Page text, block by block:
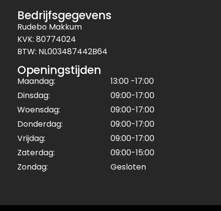
Bedrijfsgegevens
Rudebo Makkum
KVK: 80774024
BTW: NL003487442B64
Openingstijden
Maandag:
13:00 -17:00
Dinsdag:
09:00-17:00
Woensdag:
09:00-17:00
Donderdag:
09:00-17:00
Vrijdag:
09:00-17:00
Zaterdag:
09:00-15:00
Zondag:
Gesloten